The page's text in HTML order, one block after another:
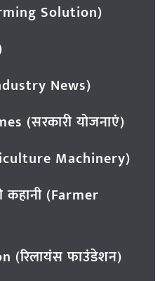
Solution)
News)
(सरकारी योजनाएं)
Machinery)
कहानी (Farmer
(रिलायंस फाउंडेशन)